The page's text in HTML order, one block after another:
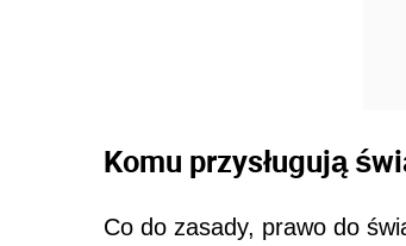
Komu przysługują
Co do zasady, prawo do